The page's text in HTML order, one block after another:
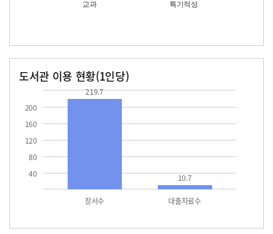
도서관 이용 현황(1인당)
40
80
120
160
200
장서수 대출자료수
219.7
10.7